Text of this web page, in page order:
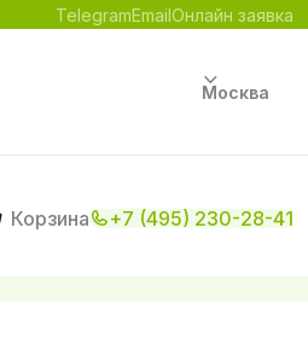
TelegramEmailОнлайн заявка
Москва
Корзина +7 (495) 230-28-41